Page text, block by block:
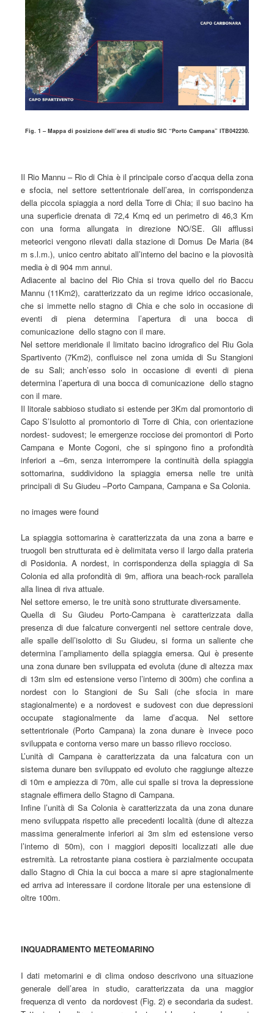
Fig. 1 – Mappa di posizione dell’area di studio SIC “Porto Campana” ITB042230.
Il Rio Mannu – Rio di Chia è il principale corso d’acqua della zona
e sfocia, nel settore settentrionale dell’area, in corrispondenza
della piccola spiaggia a nord della Torre di Chia; il suo bacino ha
una superficie drenata di 72,4 Kmq ed un perimetro di 46,3 Km
con una forma allungata in direzione NO/SE. Gli afflussi
meteorici vengono rilevati dalla stazione di Domus De Maria (84
m s.l.m.), unico centro abitato all’interno del bacino e la piovosità
media è di 904 mm annui.
Adiacente al bacino del Rio Chia si trova quello del rio Baccu
Mannu (11Km2), caratterizzato da un regime idrico occasionale,
che si immette nello stagno di Chia e che solo in occasione di
eventi di piena determina l’apertura di una bocca di
comunicazione dello stagno con il mare.
Nel settore meridionale il limitato bacino idrografico del Riu Gola
Spartivento (7Km2), confluisce nel zona umida di Su Stangioni
de su Sali; anch’esso solo in occasione di eventi di piena
determina l’apertura di una bocca di comunicazione dello stagno
con il mare.
Il litorale sabbioso studiato si estende per 3Km dal promontorio di
Capo S’Isulotto al promontorio di Torre di Chia, con orientazione
nordest- sudovest; le emergenze rocciose dei promontori di Porto
Campana e Monte Cogoni, che si spingono fino a profondità
inferiori a –6m, senza interrompere la continuità della spiaggia
sottomarina, suddividono la spiaggia emersa nelle tre unità
principali di Su Giudeu –Porto Campana, Campana e Sa Colonia.
no images were found
La spiaggia sottomarina è caratterizzata da una zona a barre e
truogoli ben strutturata ed è delimitata verso il largo dalla prateria
di Posidonia. A nordest, in corrispondenza della spiaggia di Sa
Colonia ed alla profondità di 9m, affiora una beach-rock parallela
alla linea di riva attuale.
Nel settore emerso, le tre unità sono strutturate diversamente.
Quella di Su Giudeu Porto-Campana è caratterizzata dalla
presenza di due falcature convergenti nel settore centrale dove,
alle spalle dell’isolotto di Su Giudeu, si forma un saliente che
determina l’ampliamento della spiaggia emersa. Qui è presente
una zona dunare ben sviluppata ed evoluta (dune di altezza max
di 13m slm ed estensione verso l’interno di 300m) che confina a
nordest con lo Stangioni de Su Sali (che sfocia in mare
stagionalmente) e a nordovest e sudovest con due depressioni
occupate stagionalmente da lame d’acqua. Nel settore
settentrionale (Porto Campana) la zona dunare è invece poco
sviluppata e contorna verso mare un basso rilievo roccioso.
L’unità di Campana è caratterizzata da una falcatura con un
sistema dunare ben sviluppato ed evoluto che raggiunge altezze
di 10m e ampiezza di 70m, alle cui spalle si trova la depressione
stagnale effimera dello Stagno di Campana.
Infine l’unità di Sa Colonia è caratterizzata da una zona dunare
meno sviluppata rispetto alle precedenti località (dune di altezza
massima generalmente inferiori ai 3m slm ed estensione verso
l’interno di 50m), con i maggiori depositi localizzati alle due
estremità. La retrostante piana costiera è parzialmente occupata
dallo Stagno di Chia la cui bocca a mare si apre stagionalmente
ed arriva ad interessare il cordone litorale per una estensione di
oltre 100m.
INQUADRAMENTO METEOMARINO
I dati metomarini e di clima ondoso descrivono una situazione
generale dell’area in studio, caratterizzata da una maggior
frequenza di vento da nordovest (Fig. 2) e secondaria da sudest.